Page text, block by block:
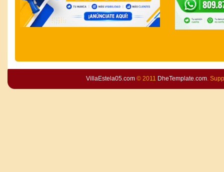
VillaEstela05.com© 2011 DheTemplate.com.